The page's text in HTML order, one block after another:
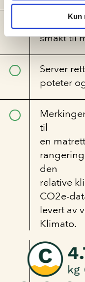
Kun
Reduser
smakt til
Server
poteter
til
en
den
relative
CO2e-
levert av
Klimato.